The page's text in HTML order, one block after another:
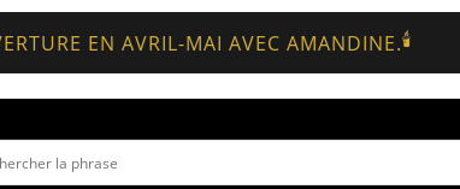
EN AVRIL-MAI AVEC AMANDINE.🕯️